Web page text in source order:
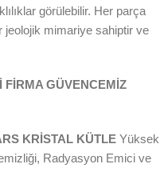
görülebilir. Her parça
jeolojik mimariye sahiptir ve
GÜVENCEMİZ
KRİSTAL KÜTLE Yüksek
Radyasyon Emici ve